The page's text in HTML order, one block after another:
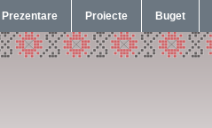
Prezentare Proiecte Buget